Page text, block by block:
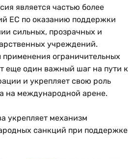
является частью более
ЕС по оказанию поддержки
сильных, прозрачных и
учреждений.
ограничительных
еще один важный шаг на пути к
и укрепляет свою роль
на международной арене.
укрепляет механизм
санкций при поддержке